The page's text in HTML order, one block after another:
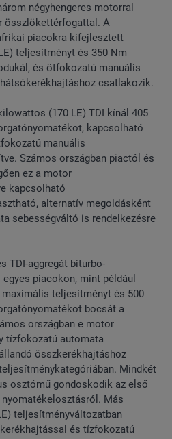
négyhengeres motorral
összlökettérfogattal. A
piacokra kifejlesztett
teljesítményt és 350 Nm
és ötfokozatú manuális
csatlakozik.
(170 LE) TDI kínál 405
kapcsolható
manuális
Számos országban piactól és
ez a motor
kapcsolható
alternatív megoldásként
sebességváltó is rendelkezésre
TDI-aggregát biturbo-
piacokon, mint például
maximális teljesítményt és 500
bocsát a
országban e motor
tízfokozatú automata
összkerékhajtáshoz
Mindkét
osztómű gondoskodik az első
Más
teljesítményváltozatban
és tízfokozatú